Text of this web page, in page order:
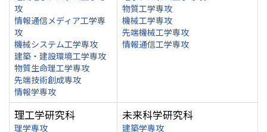
攻
情報通信メディア工学専
攻
機械システム工学専攻
建築・建設環境工学専攻
物質生命理工学専攻
先端技術創成専攻
情報学専攻
物質工学専攻
機械工学専攻
先端機械工学専攻
情報通信工学専攻
理工学研究科
理学専攻
未来科学研究科
建築学専攻